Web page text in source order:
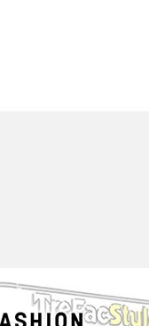
TFスタイル稲毛店】